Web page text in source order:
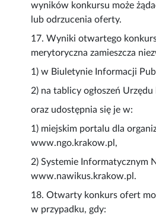
wyników konkursu może
lub odrzucenia oferty.
17. Wyniki otwartego
merytoryczna zamieszcza
1) w Biuletynie Informacji
2) na tablicy ogłoszeń
oraz udostępnia się je w:
1) miejskim portalu dla
www.ngo.krakow.pl,
2) Systemie Informatycznym
www.nawikus.krakow.pl.
18. Otwarty konkurs ofert
w przypadku, gdy: